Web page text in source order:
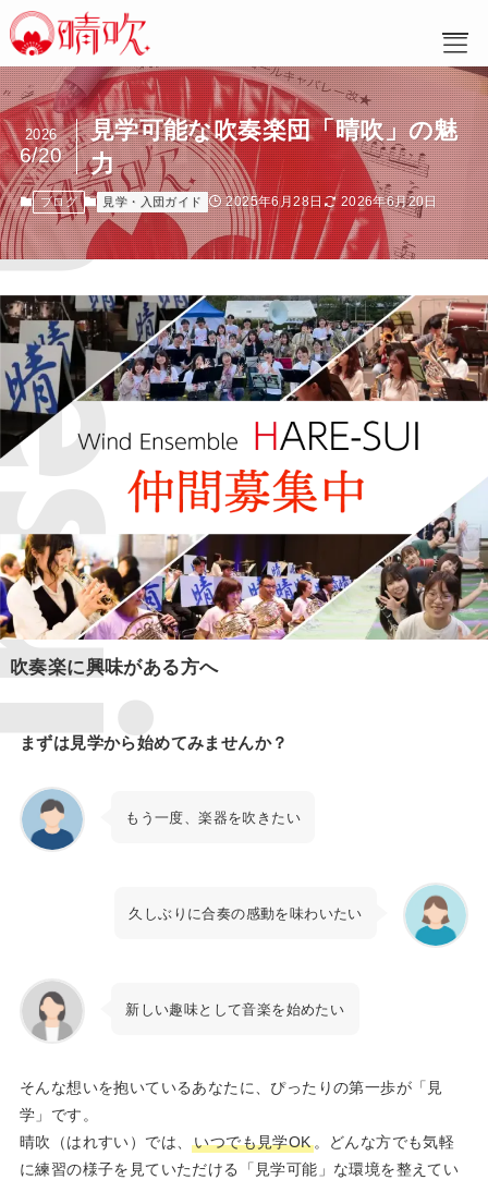
ホーム
晴吹とは
活動紹介
入団案内
パート紹介
ブログ・お知らせ・告知
フォトギャラリー
規約・理念
見学可能な吹奏楽団「晴吹」の魅
力
2026
6/20
ブログ 見学・入団ガイド 2025年6月28日 2026年6月20日
吹奏楽に興味がある方へ
まずは見学から始めてみませんか？
もう一度、楽器を吹きたい
久しぶりに合奏の感動を味わいたい
新しい趣味として音楽を始めたい
そんな想いを抱いているあなたに、ぴったりの第一歩が「見
学」です。
晴吹（はれすい）では、いつでも見学OK。どんな方でも気軽
に練習の様子を見ていただける「見学可能」な環境を整えてい